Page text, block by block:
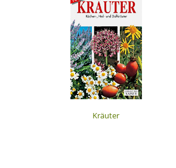
Kräuter